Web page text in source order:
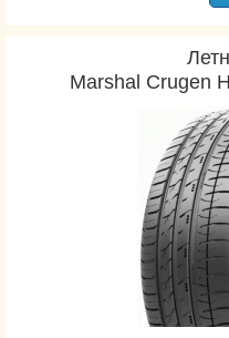
Marshal Crugen